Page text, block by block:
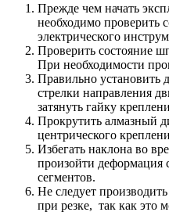
Прежде чем начать
необходимо проверить
электрического
Проверить состояние
При необходимости
Правильно установить
стрелки направления
затянуть гайку
Прокрутить алмазный
центрического
Избегать наклона во
произойти деформация
сегментов.
Не следует
при резке, так как это